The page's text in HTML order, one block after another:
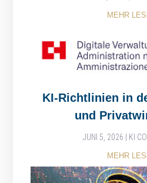
MEHR
KI-Richtlinien in
und
JUNI 5, 2026 | KI
MEHR